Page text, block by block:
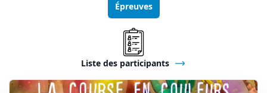
Épreuves
Liste des participants